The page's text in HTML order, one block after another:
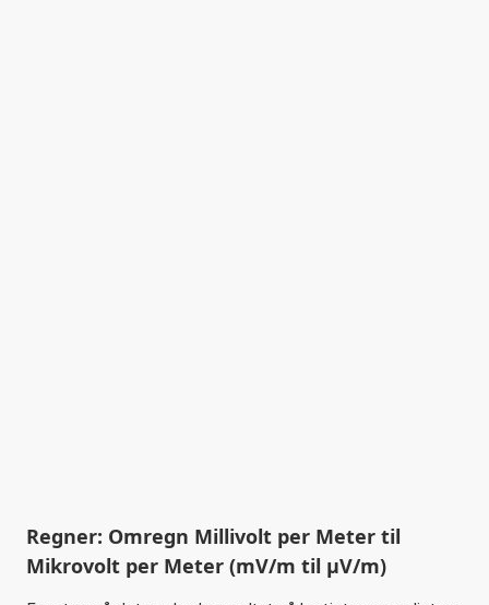
Regner: Omregn Millivolt per Meter til
Mikrovolt per Meter (mV/m til µV/m)